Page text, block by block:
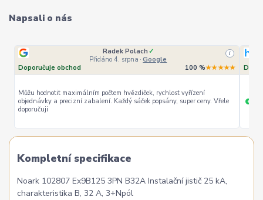
Napsali o nás
Radek Polach ✓
Přidáno 4. srpna · Google
i
Doporučuje obchod 100 %★★★★★
Můžu hodnotit maximálním počtem hvězdiček, rychlost vyřízení
objednávky a precizní zabalení. Každý sáček popsány, super ceny. Vřele
doporučuji
+
Kompletní specifikace
Noark 102807 Ex9B125 3PN B32A Instalační jistič 25 kA,
charakteristika B, 32 A, 3+Npól